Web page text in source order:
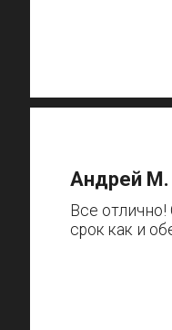
Андрей М.
Все
срок как и